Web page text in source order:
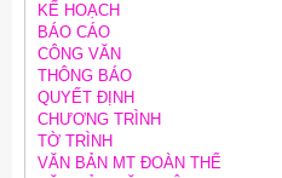
KẾ HOẠCH
BÁO CÁO
CÔNG VĂN
THÔNG BÁO
QUYẾT ĐỊNH
CHƯƠNG TRÌNH
TỜ TRÌNH
VĂN BẢN MT ĐOÀN THỂ